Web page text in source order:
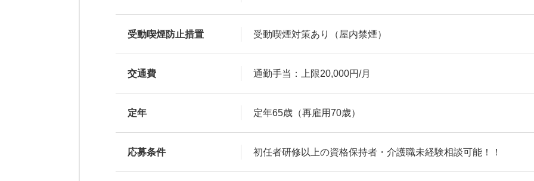
受動喫煙防止措置 受動喫煙対策あり（屋内禁煙）
交通費 通勤手当：上限20,000円/月
定年 定年65歳（再雇用70歳）
応募条件 初任者研修以上の資格保持者・介護職未経験相談可能！！